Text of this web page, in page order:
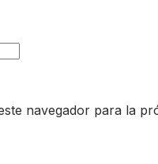
navegador para la